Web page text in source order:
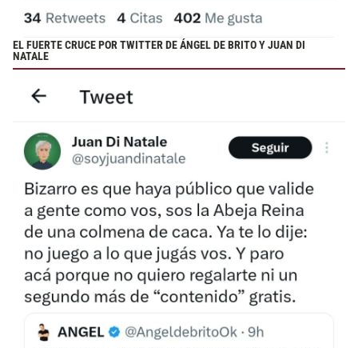
EL FUERTE CRUCE POR TWITTER DE ÁNGEL DE BRITO Y JUAN DI
NATALE